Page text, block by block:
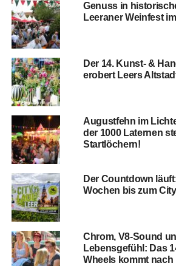
Genuss in
Leera­ner Wein­fest
Der 14. Kunst- &
erobert Leers
August­fehn im
der 1000 Later­nen
Startlöchern!
Der Count­down
Wochen bis zum
Chrom, V8-Sound
Lebens­ge­fühl: Das
Wheels kommt nach